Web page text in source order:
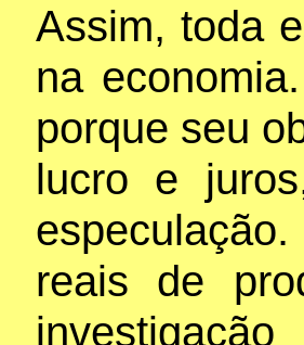
Assim, toda
na
porque seu
lucro e
reais de